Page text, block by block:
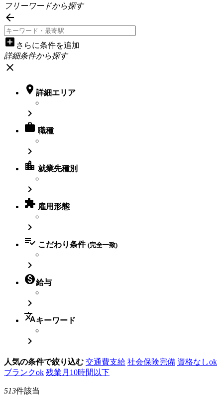
フリーワードから探す

add_box さらに条件を追加
詳細条件から探す
close
 詳細エリア

 職種

location_city 就業先種別

 雇用形態

 こだわり条件 (完全一致)

給与

translateキーワード

人気の条件で絞り込む 交通費支給 社会保険完備 資格なしok
ブランクok 残業月10時間以下
513件該当